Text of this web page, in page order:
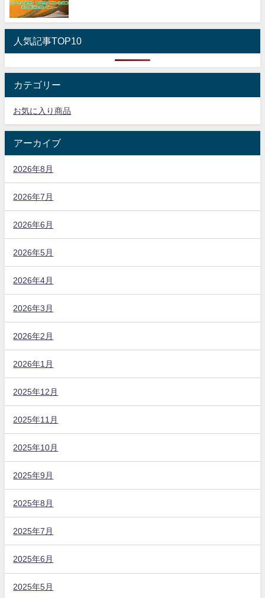
人気記事TOP10
カテゴリー
お気に入り商品
アーカイブ
2026年8月
2026年7月
2026年6月
2026年5月
2026年4月
2026年3月
2026年2月
2026年1月
2025年12月
2025年11月
2025年10月
2025年9月
2025年8月
2025年7月
2025年6月
2025年5月